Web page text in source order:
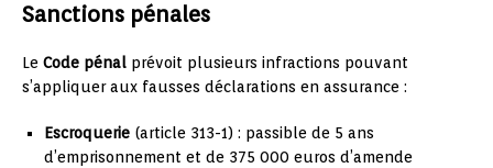
Sanctions pénales
Le Code pénal prévoit plusieurs infractions pouvant
s’appliquer aux fausses déclarations en assurance :
Escroquerie (article 313-1) : passible de 5 ans
d’emprisonnement et de 375 000 euros d’amende